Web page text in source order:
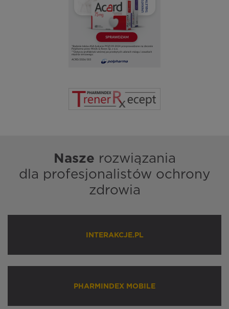
Nasze rozwiązania
dla profesjonalistów ochrony
zdrowia
INTERAKCJE.PL
PHARMINDEX MOBILE